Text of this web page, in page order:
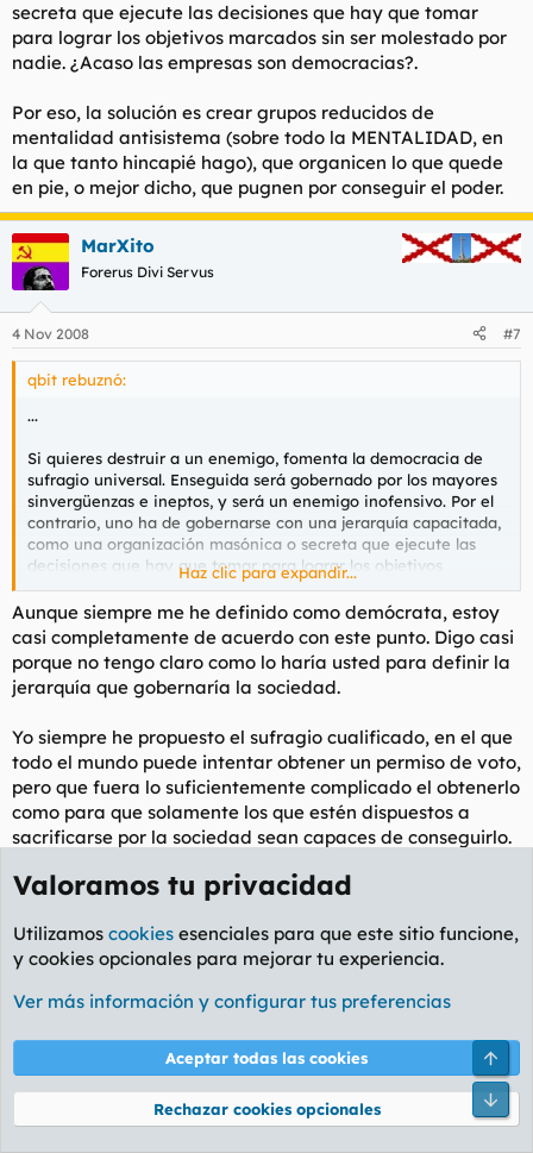
secreta que ejecute las decisiones que hay que tomar
para lograr los objetivos marcados sin ser molestado por
nadie. ¿Acaso las empresas son democracias?.
Por eso, la solución es crear grupos reducidos de
mentalidad antisistema (sobre todo la MENTALIDAD, en
la que tanto hincapié hago), que organicen lo que quede
en pie, o mejor dicho, que pugnen por conseguir el poder.
MarXito
Forerus Divi Servus
4 Nov 2008 #7
qbit rebuznó:
...
Si quieres destruir a un enemigo, fomenta la democracia de
sufragio universal. Enseguida será gobernado por los mayores
sinvergüenzas e ineptos, y será un enemigo inofensivo. Por el
contrario, uno ha de gobernarse con una jerarquía capacitada,
como una organización masónica o secreta que ejecute las
decisiones que hay que tomar para lograr los objetivos
marcados sin ser molestado por nadie. ¿Acaso las empresas
son democracias?.
...
Haz clic para expandir...
Aunque siempre me he definido como demócrata, estoy
casi completamente de acuerdo con este punto. Digo casi
porque no tengo claro como lo haría usted para definir la
jerarquía que gobernaría la sociedad.
Yo siempre he propuesto el sufragio cualificado, en el que
todo el mundo puede intentar obtener un permiso de voto,
pero que fuera lo suficientemente complicado el obtenerlo
como para que solamente los que estén dispuestos a
sacrificarse por la sociedad sean capaces de conseguirlo.
tango
Europa, la cultura Europea habra muerto."
No podemos quitar el derecho al voto de todos los
ciudadanos, pero seguramente una democracia
ponderada fuese mas justa.
Tanto sabes y tantos meritos has hecho, pues tanto vale
Valoramos tu privacidad
Utilizamos cookies esenciales para que este sitio funcione,
y cookies opcionales para mejorar tu experiencia.
Ver más información y configurar tus preferencias
Aceptar todas las cookies
Rechazar cookies opcionales
Pie